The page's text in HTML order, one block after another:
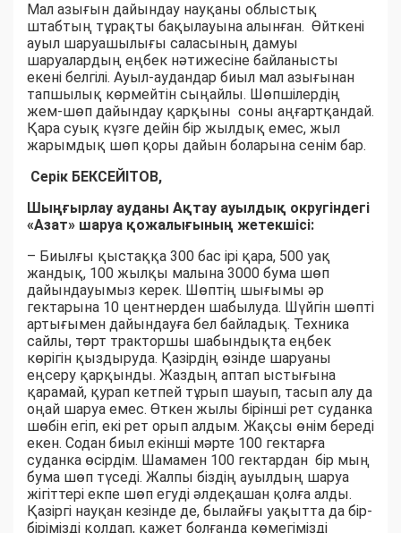
Мал азығын дайындау науқаны облыстық
штабтың тұрақты бақылауына алынған. Өйткені
ауыл шаруашылығы саласының дамуы
шаруалардың еңбек нәтижесіне байланысты
екені белгілі. Ауыл-аудандар биыл мал азығынан
тапшылық көрмейтін сыңайлы. Шөпшілердің
жем-шөп дайындау қарқыны соны аңғартқандай.
Қара суық күзге дейін бір жылдық емес, жыл
жарымдық шөп қоры дайын боларына сенім бар.
Серік БЕКСЕЙІТОВ,
Шыңғырлау ауданы Ақтау ауылдық округіндегі
«Азат» шаруа қожалығының жетекшісі:
– Биылғы қыстаққа 300 бас ірі қара, 500 уақ
жандық, 100 жылқы малына 3000 бума шөп
дайындауымыз керек. Шөптің шығымы әр
гектарына 10 центнерден шабылуда. Шүйгін шөпті
артығымен дайындауға бел байладық. Техника
сайлы, төрт тракторшы шабындықта еңбек
көрігін қыздыруда. Қазірдің өзінде шаруаны
еңсеру қарқынды. Жаздың аптап ыстығына
қарамай, қурап кетпей тұрып шауып, тасып алу да
оңай шаруа емес. Өткен жылы бірінші рет суданка
шөбін егіп, екі рет орып алдым. Жақсы өнім береді
екен. Содан биыл екінші мәрте 100 гектарға
суданка өсірдім. Шамамен 100 гектардан бір мың
бума шөп түседі. Жалпы біздің ауылдың шаруа
жігіттері екпе шөп егуді әлдеқашан қолға алды.
Қазіргі науқан кезінде де, былайғы уақытта да бір-
бірімізді қолдап, қажет болғанда көмегімізді